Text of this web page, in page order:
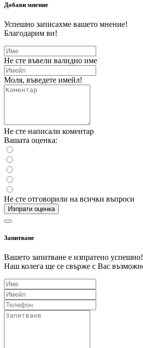
Добави мнение
Успешно записахме вашето мнение!
Благодарим ви!
Не сте въвели валидно име
Моля, въведете имейл!
Не сте написали коментар
Вашата оценка:
Не сте отговорили на всички въпроси
Изпрати оценка
Запитване
Вашето запитване е изпратено успешно!
Наш колега ще се свърже с Вас